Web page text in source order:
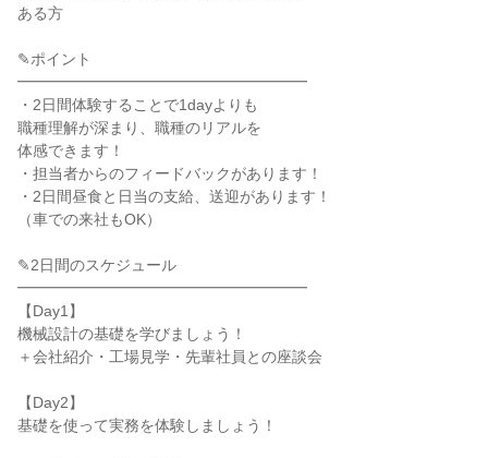
ある方
✎ポイント
━━━━━━━━━━━━━━━━━━━
・2日間体験することで1dayよりも
職種理解が深まり、職種のリアルを
体感できます！
・担当者からのフィードバックがあります！
・2日間昼食と日当の支給、送迎があります！
（車での来社もOK）
✎2日間のスケジュール
━━━━━━━━━━━━━━━━━━━
【Day1】
機械設計の基礎を学びましょう！
＋会社紹介・工場見学・先輩社員との座談会
【Day2】
基礎を使って実務を体験しましょう！